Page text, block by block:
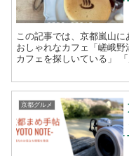
この記事では、京都嵐山
おしゃれなカフェ「嵯峨野湯」を紹介
カフェを探しいている」 「嵐山にある人気のカフェが知りたい」 と
京都グルメ